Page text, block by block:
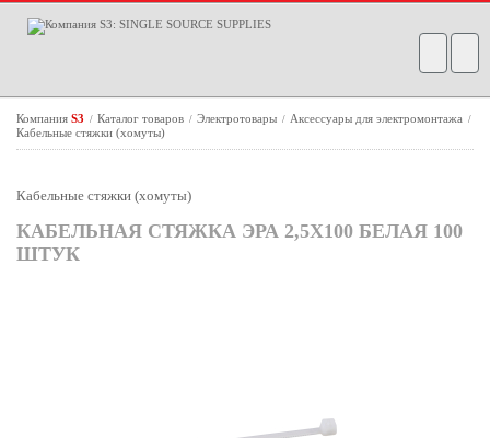
Компания S3 / Каталог товаров / Электротовары / Аксессуары для электромонтажа /
Кабельные стяжки (хомуты)
Кабельные стяжки (хомуты)
КАБЕЛЬНАЯ СТЯЖКА ЭРА 2,5Х100 БЕЛАЯ 100
ШТУК